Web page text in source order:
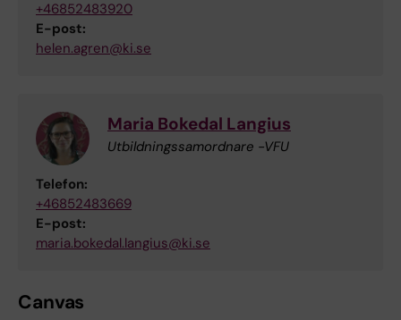
+46852483920
E-post:
helen.agren@ki.se
Maria Bokedal Langius
Utbildningssamordnare -VFU
Telefon:
+46852483669
E-post:
maria.bokedal.langius@ki.se
Canvas